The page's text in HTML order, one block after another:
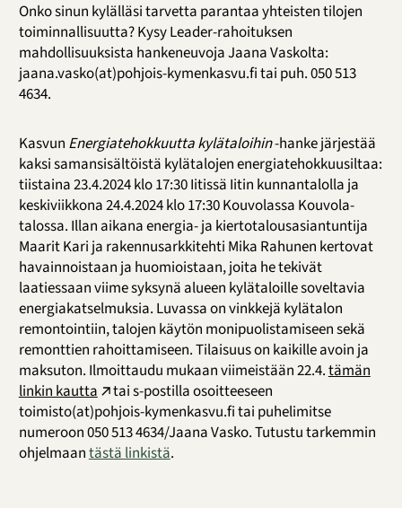
Onko sinun kylälläsi tarvetta parantaa yhteisten tilojen
toiminnallisuutta? Kysy Leader-rahoituksen
mahdollisuuksista hankeneuvoja Jaana Vaskolta:
jaana.vasko(at)pohjois-kymenkasvu.fi tai puh. 050 513
4634.
Kasvun Energiatehokkuutta kylätaloihin-hanke järjestää
kaksi samansisältöistä kylätalojen energiatehokkuusiltaa:
tiistaina 23.4.2024 klo 17:30 Iitissä Iitin kunnantalolla ja
keskiviikkona 24.4.2024 klo 17:30 Kouvolassa Kouvola-
talossa. Illan aikana energia- ja kiertotalousasiantuntija
Maarit Kari ja rakennusarkkitehti Mika Rahunen kertovat
havainnoistaan ja huomioistaan, joita he tekivät
laatiessaan viime syksynä alueen kylätaloille soveltavia
energiakatselmuksia. Luvassa on vinkkejä kylätalon
remontointiin, talojen käytön monipuolistamiseen sekä
remonttien rahoittamiseen. Tilaisuus on kaikille avoin ja
maksuton. Ilmoittaudu mukaan viimeistään 22.4.tämän
linkin kautta
tai s-postilla osoitteeseen
toimisto(at)pohjois-kymenkasvu.fi tai puhelimitse
numeroon 050 513 4634/Jaana Vasko. Tutustu tarkemmin
ohjelmaantästä linkistä.